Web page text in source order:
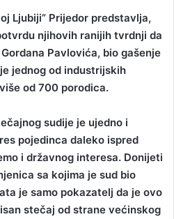
Ljubiji” Prijedor predstavlja,
njihovih ranijih tvrdnji da
Pavlovića, bio gašenje
jednog od industrijskih
od 700 porodica.
sudije je ujedno i
pojedinca daleko ispred
i državnog interesa. Donijeti
sa kojima je sud bio
je samo pokazatelj da je ovo
stečaj od strane većinskog